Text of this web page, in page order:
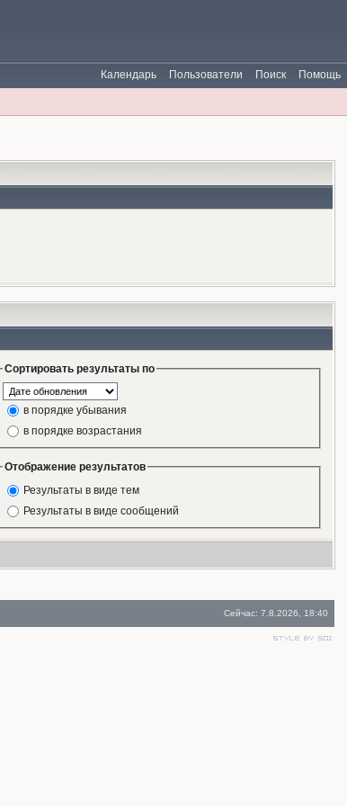
Помощь
Поиск
Пользователи
Календарь
Сортировать результаты по
в порядке убывания
в порядке возрастания
Отображение результатов
Результаты в виде тем
Результаты в виде сообщений
Сейчас: 7.8.2026, 18:40